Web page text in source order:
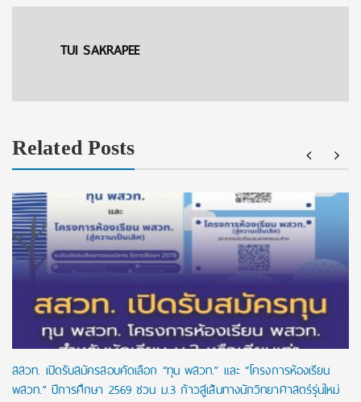
TUI SAKRAPEE
Related Posts
สสวท. เปิดรับสมัครสอบคัดเลือก “ทุน พสวท.” และ “โครงการห้องเรียน
พสวท.” ปีการศึกษา 2569 ชวน ม.3 ก้าวสู่เส้นทางนักวิทยาศาสตร์รุ่นใหม่